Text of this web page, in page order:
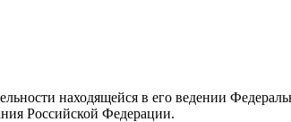
находящейся в его ведении
Российской Федерации.